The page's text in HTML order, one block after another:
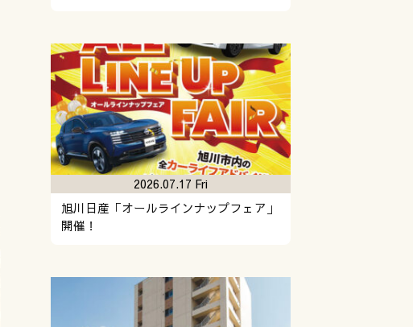
旭川日産「オールラインナップフェア」
開催！
2026.07.17 Fri